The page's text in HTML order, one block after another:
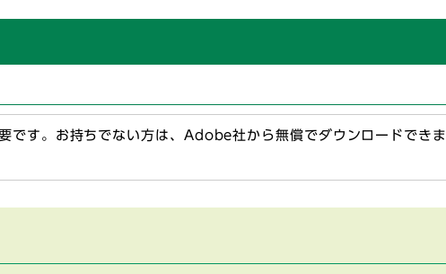
す。お持ちでない方は、Adobe社から無償でダウンロードできま